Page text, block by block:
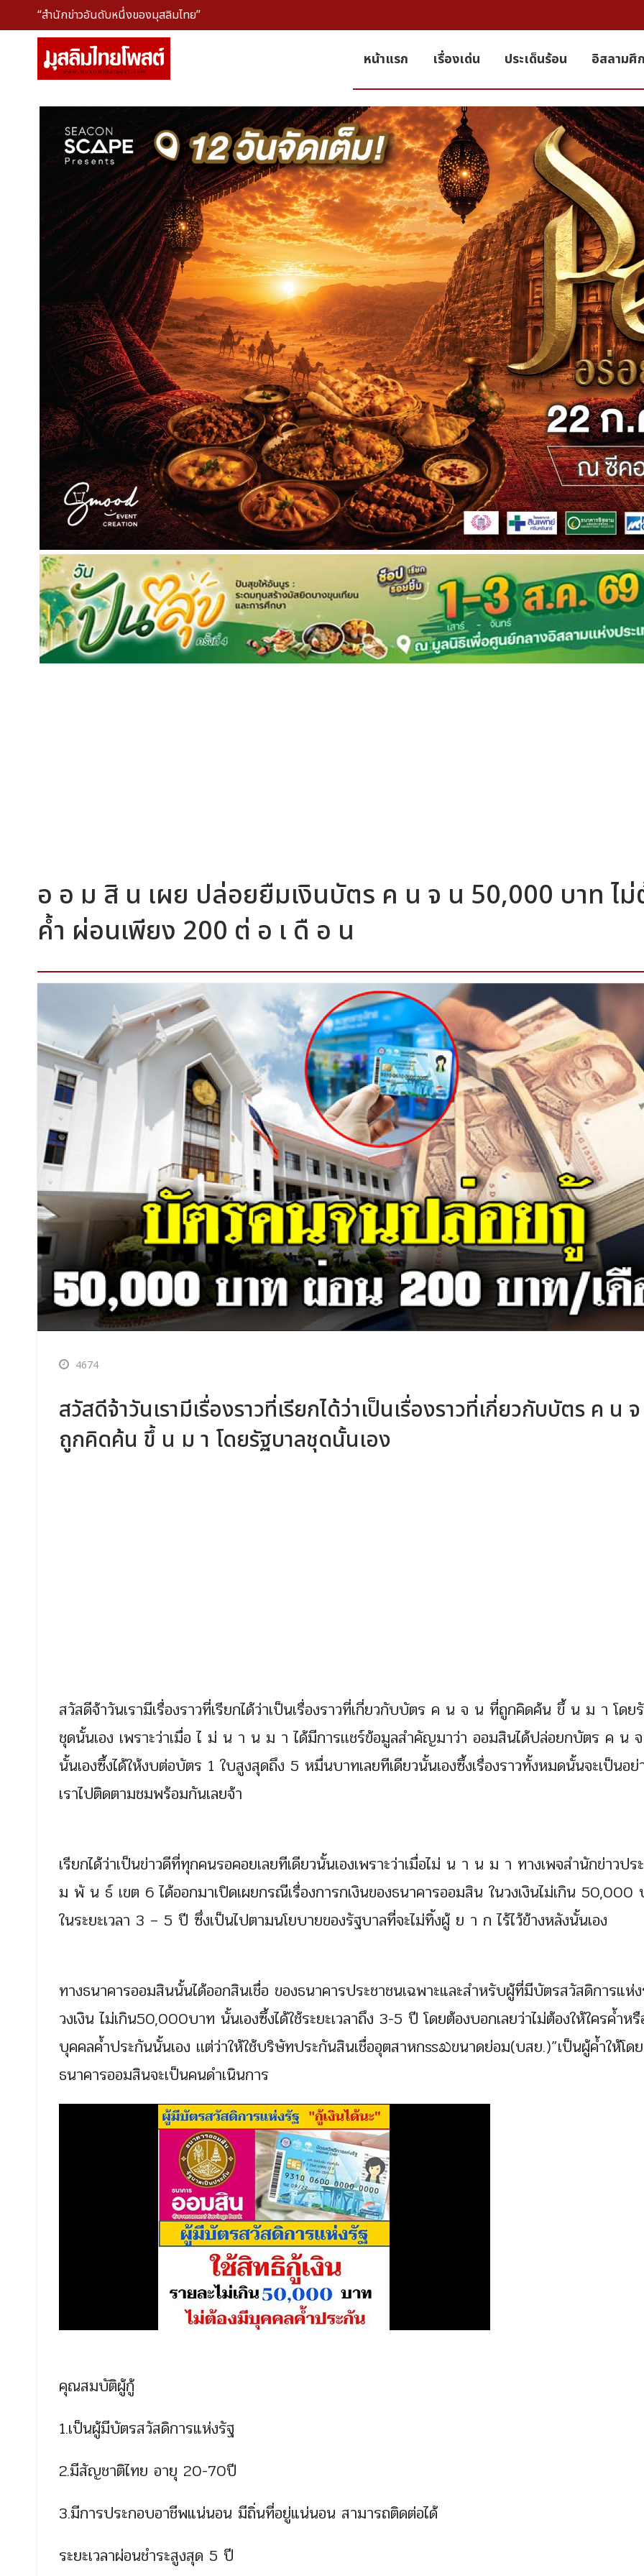
“สำนักข่าวอันดับหนึ่งของมุสลิมไทย”
หน้าแรก เรื่องเด่น ประเด็นร้อน อิสลามศึ
อ อ ม สิ น เผย ปล่อยยืมเงินบัตร ค น จ น 50,000 บาท ไ
ค้ำ ผ่อนเพียง 200 ต่ อ เ ดื อ น
4674
สวัสดีจ้าวันเรามีเรื่องราวที่เรียกได้ว่าเป็นเรื่องราวที่เกี่ยวกับบัตร ค น
ถูกคิดค้น ขึ้ น ม า โดยรัฐบาลชุดนั้นเอง
สวัสดีจ้าวันเรามีเรื่องราวที่เรียกได้ว่าเป็นเรื่องราวที่เกี่ยวกับบัตร ค น จ น ที่ถูกคิดค้น ขึ้ น ม า โดย
ชุดนั้นเอง เพราะว่าเมื่อ ไ ม่ น า น ม า ได้มีการเเชร์ข้อมูลสำคัญมาว่า ออมสินได้ปล่อยกบัตร ค น
นั้นเองซึ้งได้ให้งบต่อบัตร 1 ใบสูงสุดถึง 5 หมื่นบาทเลยทีเดียวนั้นเองซึ้งเรื่องราวทั้งหมดนั้นจะเป็นอย่
เราไปติดตามชมพร้อมกันเลยจ้า
เรียกได้ว่าเป็นข่าวดีที่ทุกคนรอคอยเลยทีเดียวนั้นเองเพราะว่าเมื่อไม่ น า น ม า ทางเพจสำนักข่าวปร
ม พั น ธ์ เขต 6 ได้ออกมาเปิดเผยกรณีเรื่องการกเงินของธนาคารออมสิน ในวงเงินไม่เกิน 50,000
ในระยะเวลา 3 – 5 ปี ซึ่งเป็นไปตามนโยบายของรัฐบาลที่จะไม่ทิ้งผู้ ย า ก ไร้ไว้ข้างหลังนั้นเอง
ทางธนาคารออมสินนั้นได้ออกสินเชื่อ ของธนาคารประชาชนเฉพาะและสำหรับผู้ที่มีบัตรสวัสดิการแห่
วงเงิน ไม่เกิน50,000บาท นั้นเองซึ้งได้ใช้ระยะเวลาถึง 3-5 ปี โดยต้องบอกเลยว่าไม่ต้องให้ใครค้ำหรื
บุคคลค้ำประกันนั้นเอง เเต่ว่าให้ใช้บริษัทประกันสินเชื่ออุตสาหกssಖขนาดย่อม(บสย.)”เป็นผู้ค้ำให้โด
ธนาคารออมสินจะเป็นคนดำเนินการ
คุณสมบัติผู้กู้
1.เป็นผู้มีบัตรสวัสดิการแห่งรัฐ
2.มีสัญชาติไทย อายุ 20-70ปี
3.มีการประกอบอาชีพแน่นอน มีถิ่นที่อยู่แน่นอน สามารถติดต่อได้
ระยะเวลาผ่อนชำระสูงสุด 5 ปี